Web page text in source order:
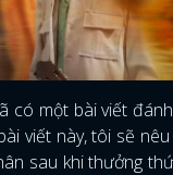
có một bài viết
viết này, tôi sẽ
sau khi thưởng